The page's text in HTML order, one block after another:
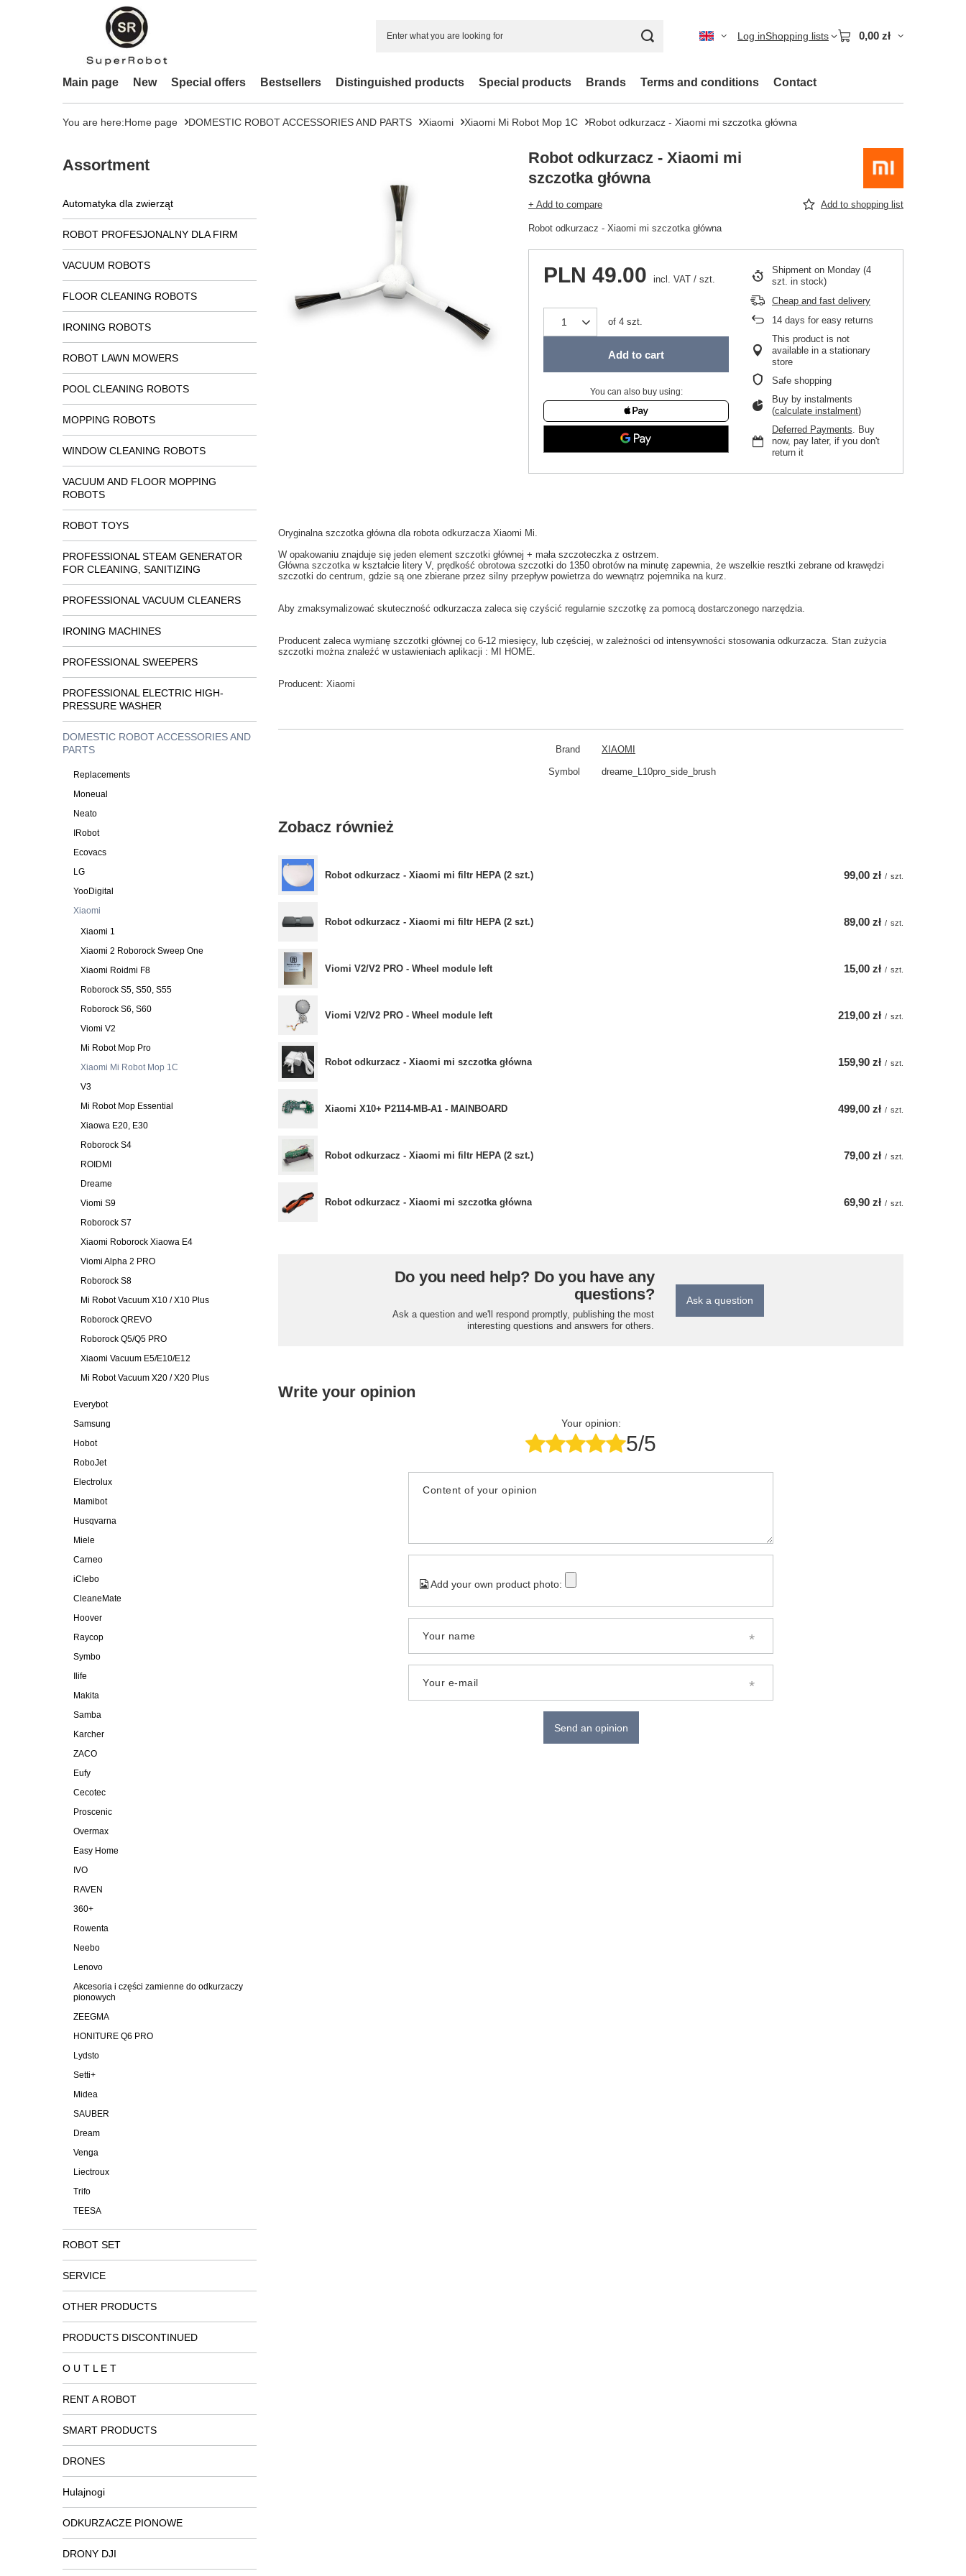
Log inShopping lists 0,00 zł
Main page New Special offers Bestsellers Distinguished products Special products Brands Terms and conditions Contact
You are here:Home page DOMESTIC ROBOT ACCESSORIES AND PARTS Xiaomi Xiaomi Mi Robot Mop 1C Robot odkurzacz - Xiaomi mi szczotka główna
Assortment
Automatyka dla zwierząt
ROBOT PROFESJONALNY DLA FIRM
VACUUM ROBOTS
FLOOR CLEANING ROBOTS
IRONING ROBOTS
ROBOT LAWN MOWERS
POOL CLEANING ROBOTS
MOPPING ROBOTS
WINDOW CLEANING ROBOTS
VACUUM AND FLOOR MOPPING
ROBOTS
ROBOT TOYS
PROFESSIONAL STEAM GENERATOR
FOR CLEANING, SANITIZING
PROFESSIONAL VACUUM CLEANERS
IRONING MACHINES
PROFESSIONAL SWEEPERS
PROFESSIONAL ELECTRIC HIGH-
PRESSURE WASHER
DOMESTIC ROBOT ACCESSORIES AND
PARTS
Replacements
Moneual
Neato
IRobot
Ecovacs
LG
YooDigital
Xiaomi
Xiaomi 1
Xiaomi 2 Roborock Sweep One
Xiaomi Roidmi F8
Roborock S5, S50, S55
Roborock S6, S60
Viomi V2
Mi Robot Mop Pro
Xiaomi Mi Robot Mop 1C
V3
Mi Robot Mop Essential
Xiaowa E20, E30
Roborock S4
ROIDMI
Dreame
Viomi S9
Roborock S7
Xiaomi Roborock Xiaowa E4
Viomi Alpha 2 PRO
Roborock S8
Mi Robot Vacuum X10 / X10 Plus
Roborock QREVO
Roborock Q5/Q5 PRO
Xiaomi Vacuum E5/E10/E12
Mi Robot Vacuum X20 / X20 Plus
Everybot
Samsung
Hobot
RoboJet
Electrolux
Mamibot
Husqvarna
Miele
Carneo
iClebo
CleaneMate
Hoover
Raycop
Symbo
Ilife
Makita
Samba
Karcher
ZACO
Eufy
Cecotec
Proscenic
Overmax
Easy Home
IVO
RAVEN
360+
Rowenta
Neebo
Lenovo
Akcesoria i części zamienne do odkurzaczy
pionowych
ZEEGMA
HONITURE Q6 PRO
Lydsto
Setti+
Midea
SAUBER
Dream
Venga
Liectroux
Trifo
TEESA
ROBOT SET
SERVICE
OTHER PRODUCTS
PRODUCTS DISCONTINUED
O U T L E T
RENT A ROBOT
SMART PRODUCTS
DRONES
Hulajnogi
ODKURZACZE PIONOWE
DRONY DJI
Robot odkurzacz - Xiaomi mi
szczotka główna
+ Add to compare Add to shopping list
Robot odkurzacz - Xiaomi mi szczotka główna
PLN 49.00 incl. VAT / szt.
of 4 szt.
Add to cart
You can also buy using:
Shipment on Monday (4
szt. in stock)
Cheap and fast delivery
14 days for easy returns
This product is not
available in a stationary
store
Safe shopping
Buy by instalments
(calculate instalment)
Deferred Payments. Buy
now, pay later, if you don't
return it
Oryginalna szczotka główna dla robota odkurzacza Xiaomi Mi.
W opakowaniu znajduje się jeden element szczotki głównej + mała szczoteczka z ostrzem.
Główna szczotka w kształcie litery V, prędkość obrotowa szczotki do 1350 obrotów na minutę zapewnia, że wszelkie resztki zebrane od krawędzi
szczotki do centrum, gdzie są one zbierane przez silny przepływ powietrza do wewnątrz pojemnika na kurz.
Aby zmaksymalizować skuteczność odkurzacza zaleca się czyścić regularnie szczotkę za pomocą dostarczonego narzędzia.
Producent zaleca wymianę szczotki głównej co 6-12 miesięcy, lub częściej, w zależności od intensywności stosowania odkurzacza. Stan zużycia
szczotki można znaleźć w ustawieniach aplikacji : MI HOME.
Producent: Xiaomi
Brand XIAOMI
Symbol dreame_L10pro_side_brush
Zobacz również
Robot odkurzacz - Xiaomi mi filtr HEPA (2 szt.) 99,00 zł / szt.
Robot odkurzacz - Xiaomi mi filtr HEPA (2 szt.) 89,00 zł / szt.
Viomi V2/V2 PRO - Wheel module left 15,00 zł / szt.
Viomi V2/V2 PRO - Wheel module left 219,00 zł / szt.
Robot odkurzacz - Xiaomi mi szczotka główna 159,90 zł / szt.
Xiaomi X10+ P2114-MB-A1 - MAINBOARD 499,00 zł / szt.
Robot odkurzacz - Xiaomi mi filtr HEPA (2 szt.) 79,00 zł / szt.
Robot odkurzacz - Xiaomi mi szczotka główna 69,90 zł / szt.
Do you need help? Do you have any
questions?
Ask a question and we'll respond promptly, publishing the most
interesting questions and answers for others.
Ask a question
Write your opinion
Your opinion:
5/5
Content of your opinion
Add your own product photo:
Your name
Your e-mail
Send an opinion